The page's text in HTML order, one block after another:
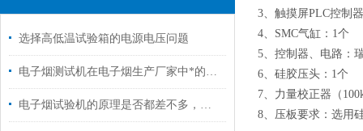
选择高低温试验箱的电源电压问题
电子烟测试机在电子烟生产厂家中*的九款设备推荐
电子烟试验机的原理是否都差不多，请听排气测试人员分析
3 、触摸屏PLC控制
4 SMC气缸： 1个
5 、控制器、电路：
6 、硅胶压头： 1个
7 、力量校正器（
8 、压板要求：选用